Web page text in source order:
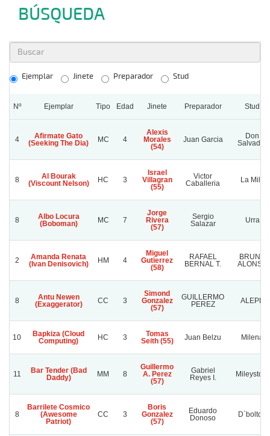
BÚSQUEDA
Ejemplar Jinete Preparador Stud
Nº Ejemplar Tipo Edad Jinete Preparador Stud
4
Afirmate Gato
(Seeking The Dia)
MC 4
Alexis
Morales
(54)
Juan Garcia
Don
Salvador
8
Al Bourak
(Viscount Nelson)
HC 3
Israel
Villagran
(55)
Victor
Caballeria
La Mila
8
Albo Locura
(Boboman)
MC 7
Jorge
Rivera
(57)
Sergio
Salazar
Urra
2
Amanda Renata
(Ivan Denisovich)
HM 4
Miguel
Gutierrez
(58)
RAFAEL
BERNAL T.
BRUNO
ALONSO
8
Antu Newen
(Exaggerator)
CC 3
Simond
Gonzalez
(57)
GUILLERMO
PEREZ
ALEPH
10
Bapkiza (Cloud
Computing)
HC 3
Tomas
Seith (55)
Juan Belzu Milena
11
Bar Tender (Bad
Daddy)
MM 8
Guillermo
A. Perez
(57)
Gabriel
Reyes I.
Mileystore
8
Barrilete Cosmico
(Awesome
Patriot)
CC 3
Boris
Gonzalez
(57)
Eduardo
Donoso
D`bolton